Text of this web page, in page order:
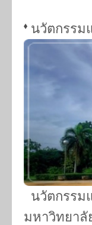
นวัตกรรม
นวัตกรรม
มหาวิทยาลั